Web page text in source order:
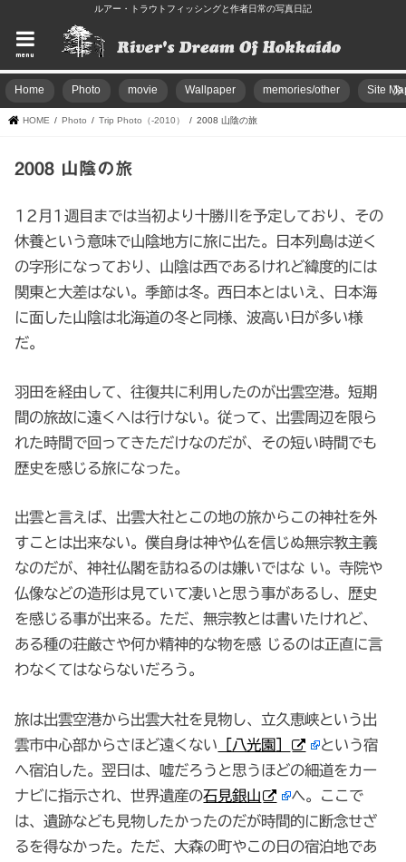
ルアー・トラウトフィッシングと作者日常の写真日記
menu
Home Photo movie Wallpaper memories/other Site
HOME Photo Trip Photo（-2010） 2008 山陰の旅
2008 山陰の旅
12月1週目までは当初より十勝川を予定しており、その
休養という意味で山陰地方に旅に出た。日本列島は逆く
の字形になっており、山陰は西であるけれど緯度的には
関東と大差はない。季節は冬。西日本とはいえ、日本海
に面した山陰は北海道の冬と同様、波高い日が多い様
だ。
羽田を経由して、往復共に利用したのが出雲空港。短期
間の旅故に遠くへは行けない。従って、出雲周辺を限ら
れた時間で回ってきただけなのだが、その短い時間でも
歴史を感じる旅になった。
出雲と言えば、出雲大社とこの地の旅からこの神社を外
すことは出来ない。僕自身は神や仏を信じぬ無宗教主義
なのだが、神社仏閣を訪ねるのは嫌いではな い。寺院や
仏像などの造形は見ていて凄いと思う事があるし、歴史
を感じる事が出来る。ただ、無宗教とは書いたけれど、
ある種の荘厳さや何か精神的な物を感 じるのは正直に言
わなくてはならないだろう。
旅は出雲空港から出雲大社を見物し、立久恵峡という出
雲市中心部からさほど遠くない ［八光園］
という宿
へ宿泊した。翌日は、嘘だろうと思うほどの細道をカー
ナビに指示され、世界遺産の石見銀山
へ。ここで
は、遺跡なども見物したかったのだが時間的に断念せざ
るを得なかった。ただ、大森の町やこの日の宿泊地であ